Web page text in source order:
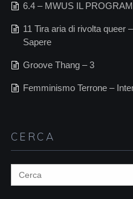
6.4 – MWUS IL
11 Tira aria di rivolta queer
Sapere
Groove Thang – 3
Femminismo Terrone –
CERCA
Search
for: